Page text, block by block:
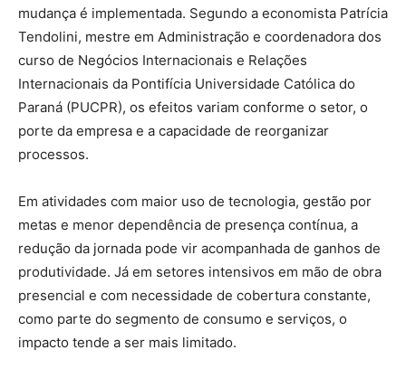
mudança é implementada. Segundo a economista Patrícia
Tendolini, mestre em Administração e coordenadora dos
curso de Negócios Internacionais e Relações
Internacionais da Pontifícia Universidade Católica do
Paraná (PUCPR), os efeitos variam conforme o setor, o
porte da empresa e a capacidade de reorganizar
processos.
Em atividades com maior uso de tecnologia, gestão por
metas e menor dependência de presença contínua, a
redução da jornada pode vir acompanhada de ganhos de
produtividade. Já em setores intensivos em mão de obra
presencial e com necessidade de cobertura constante,
como parte do segmento de consumo e serviços, o
impacto tende a ser mais limitado.